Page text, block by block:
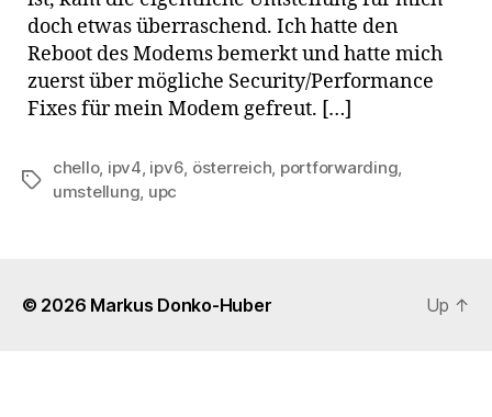
doch etwas überraschend. Ich hatte den
Reboot des Modems bemerkt und hatte mich
zuerst über mögliche Security/Performance
Fixes für mein Modem gefreut. […]
Tags
chello, ipv4 ipv6 österreich portforwarding
umstellung upc
© 2026 Markus Donko-Huber Up ↑